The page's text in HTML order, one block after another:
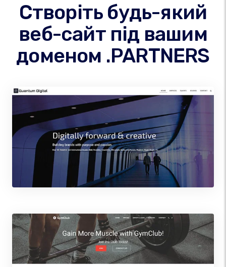
Створіть будь-який
веб-сайт під вашим
доменом .PARTNERS